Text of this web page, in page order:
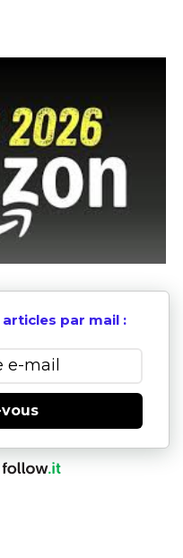
par mail :